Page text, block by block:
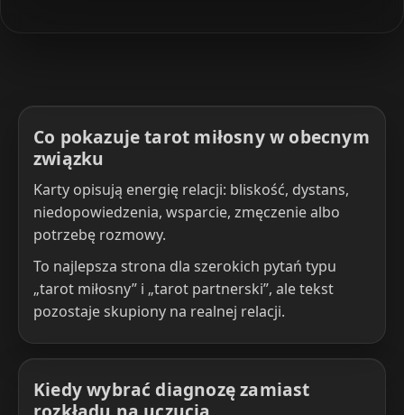
Co pokazuje tarot miłosny w obecnym
związku
Karty opisują energię relacji: bliskość, dystans,
niedopowiedzenia, wsparcie, zmęczenie albo
potrzebę rozmowy.
To najlepsza strona dla szerokich pytań typu
„tarot miłosny” i „tarot partnerski”, ale tekst
pozostaje skupiony na realnej relacji.
Kiedy wybrać diagnozę zamiast